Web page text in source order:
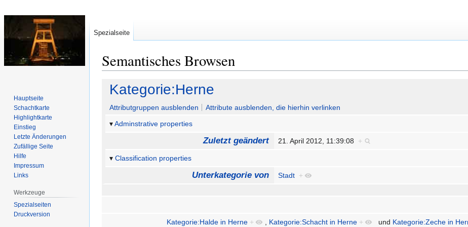
Semantisches Browsen
Zur
Navigation
springen
Zur
Suche
springen
Kategorie:Herne
Attributgruppen ausblenden
Attribute ausblenden, die hierhin verlinken
Adminstrative properties
Zuletzt geändert 21. April 2012, 11:39:08 +
Classification properties
Unterkategorie von Stadt +
Kategorie:Halde in Herne + , Kategorie:Schacht in Herne + und Kategorie:Zeche in
Spezialseite
Hauptseite
Schachtkarte
Highlightkarte
Einstieg
Letzte Änderungen
Zufällige Seite
Hilfe
Impressum
Links
Werkzeuge
Spezialseiten
Druckversion